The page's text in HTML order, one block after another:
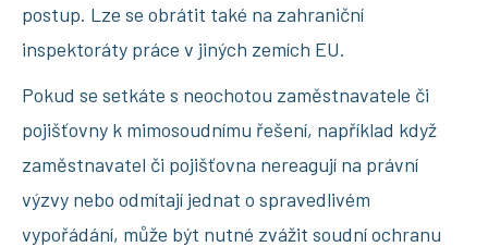
postup. Lze se obrátit také na zahraniční
inspektoráty práce v jiných zemích EU.
Pokud se setkáte s neochotou zaměstnavatele či
pojišťovny k mimosoudnímu řešení, například když
zaměstnavatel či pojišťovna nereagují na právní
výzvy nebo odmítají jednat o spravedlivém
vypořádání, může být nutné zvážit soudní ochranu